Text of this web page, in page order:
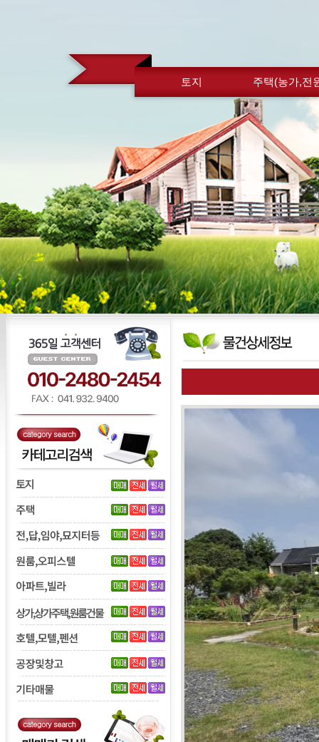
토지 주택(농가,전